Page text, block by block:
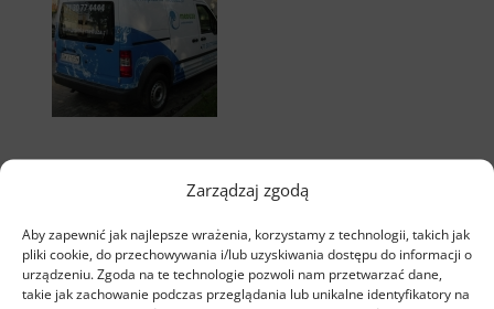
Zarządzaj zgodą
Aby zapewnić jak najlepsze wrażenia, korzystamy z technologii, takich jak
pliki cookie, do przechowywania i/lub uzyskiwania dostępu do informacji o
urządzeniu. Zgoda na te technologie pozwoli nam przetwarzać dane,
takie jak zachowanie podczas przeglądania lub unikalne identyfikatory na
Jakie wyróżniamy rodzaje reklam
na pojazdach?
Reklama firmy umieszczona na samochodzie może